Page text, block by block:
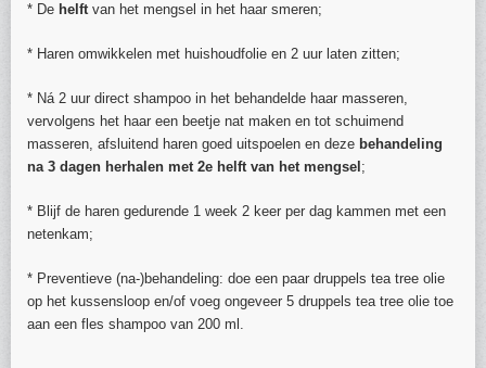
* De helftvan het mengsel in het haar smeren;
* Haren omwikkelen met huishoudfolie en 2 uur laten zitten;
* Ná 2 uur direct shampoo in het behandelde haar masseren,
vervolgens het haar een beetje nat maken en tot schuimend
masseren, afsluitend haren goed uitspoelen en deze behandeling
na 3 dagen herhalen met 2e helft van het mengsel ;
* Blijf de haren gedurende 1 week 2 keer per dag kammen met een
netenkam;
* Preventieve (na-)behandeling: doe een paar druppels tea tree olie
op het kussensloop en/of voeg ongeveer 5 druppels tea tree olie toe
aan een fles shampoo van 200 ml.